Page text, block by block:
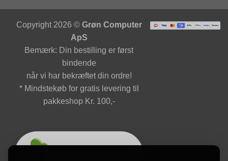
Copyright 2026 © Grøn Computer
ApS
Bemærk: Din bestilling er først
bindende
når vi har bekræftet din ordre!
* Mindstekøb for gratis levering til
pakkeshop Kr. 100,-